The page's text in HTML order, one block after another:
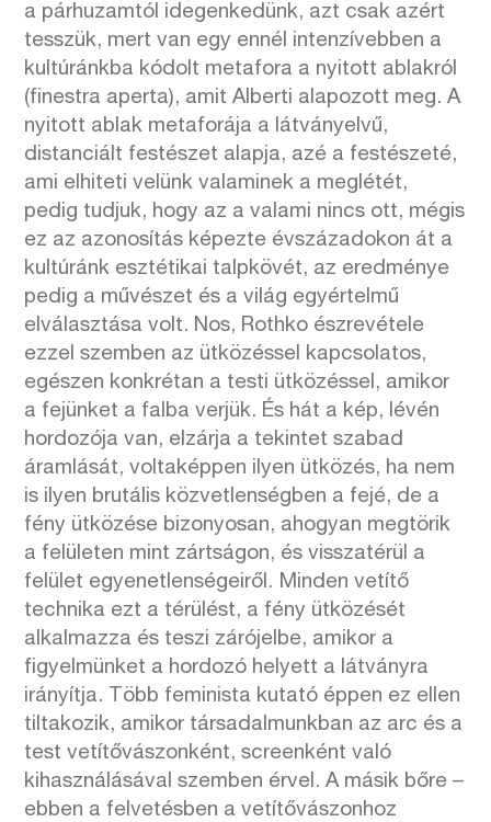
a párhuzamtól idegenkedünk, azt csak azért
tesszük, mert van egy ennél intenzívebben a
kultúránkba kódolt metafora a nyitott ablakról
(finestra aperta), amit Alberti alapozott meg. A
nyitott ablak metaforája a látványelvű,
distanciált festészet alapja, azé a festészeté,
ami elhiteti velünk valaminek a meglétét,
pedig tudjuk, hogy az a valami nincs ott, mégis
ez az azonosítás képezte évszázadokon át a
kultúránk esztétikai talpkövét, az eredménye
pedig a művészet és a világ egyértelmű
elválasztása volt. Nos, Rothko észrevétele
ezzel szemben az ütközéssel kapcsolatos,
egészen konkrétan a testi ütközéssel, amikor
a fejünket a falba verjük. És hát a kép, lévén
hordozója van, elzárja a tekintet szabad
áramlását, voltaképpen ilyen ütközés, ha nem
is ilyen brutális közvetlenségben a fejé, de a
fény ütközése bizonyosan, ahogyan megtörik
a felületen mint zártságon, és visszatérül a
felület egyenetlenségeiről. Minden vetítő
technika ezt a térülést, a fény ütközését
alkalmazza és teszi zárójelbe, amikor a
figyelmünket a hordozó helyett a látványra
irányítja. Több feminista kutató éppen ez ellen
tiltakozik, amikor társadalmunkban az arc és a
test vetítővászonként, screenként való
kihasználásával szemben érvel. A másik bőre –
ebben a felvetésben a vetítővászonhoz